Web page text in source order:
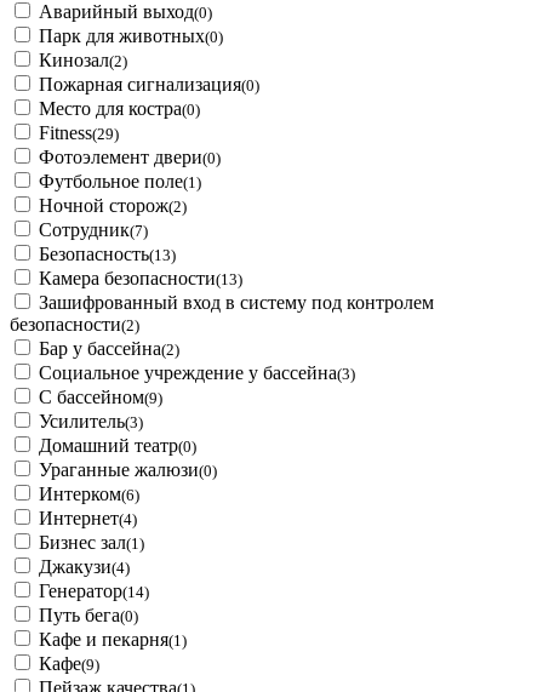
Аварийный выход(0)
Парк для животных(0)
Кинозал(2)
Пожарная сигнализация(0)
Место для костра(0)
Fitness(29)
Фотоэлемент двери(0)
Футбольное поле(1)
Ночной сторож(2)
Сотрудник(7)
Безопасность(13)
Камера безопасности(13)
Зашифрованный вход в систему под контролем
безопасности(2)
Бар у бассейна(2)
Социальное учреждение у бассейна(3)
С бассейном(9)
Усилитель(3)
Домашний театр(0)
Ураганные жалюзи(0)
Интерком(6)
Интернет(4)
Бизнес зал(1)
Джакузи(4)
Генератор(14)
Путь бега(0)
Кафе и пекарня(1)
Кафе(9)